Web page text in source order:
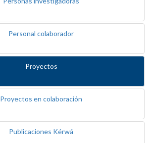
Personal colaborador
Proyectos
Proyectos en colaboración
Publicaciones Kérwá